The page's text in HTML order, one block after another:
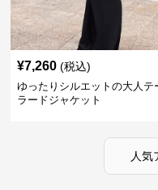
¥7,260 (税込)
ゆったりシルエットの大人テ
ラードジャケット
人気